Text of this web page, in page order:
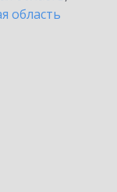
область